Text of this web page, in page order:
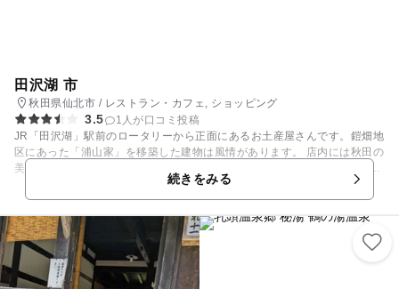
田沢湖 市
秋田県仙北市 / レストラン・カフェ, ショッピング
3.5
1人が口コミ投稿
JR「田沢湖」駅前のロータリーから正面にあるお土産屋さんです。鎧畑地
区にあった「浦山家」を移築した建物は風情があります。 店内には秋田の
美味しいものがズラリとならび、農産物から、お菓子、米などバラエティ
に富んだ品々があります。また、「山のはちみつ屋」や「酒のだるまや」
など、地元で有名なお店も入り、ここに来れば田沢湖のお土産は一通り揃
います。 また、店内奥には「そば五郎」という十割そばのみを提供するこ
だわりのそば店も入店。新幹線に乗る前のひとときを過ごすこともできま
す。
続きをみる